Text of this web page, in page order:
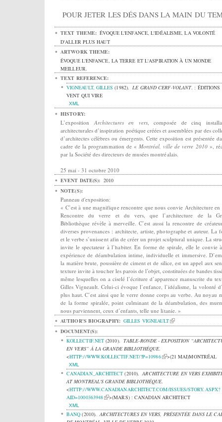
POUR JETER LES DÉS DANS LA MAIN DU
TEXT THEME: ÉVOQUE L'ENFANCE, L'IDÉALISME, LA VOLONTÉ
D'ALLER PLUS HAUT
ARTWORK THEME:
ÉVOQUE L'ENFANCE, LA TERRE ET L'ASPIRATION À UN MONDE
MEILLEUR.
TEXT REFERENCE:
VIGNEAULT, GILLES (1982).LE GRAND CERF-VOLANT. : ÉDITIONS
VENT QUI VIRE
XML
HISTORY:
L’expositionArchitectures en vers, composée de cinq
architecturales d’inspiration poétique créées et assemblées par des
d’architectes célèbres ou émergents. Cette exposition est présentée
cadre de la programmation de « Montréal, ville de verre 2010»,
par la Société des directeurs de musées montréalais.
25 mai - 31 octobre 2010
EVENT DATE(S): 2010
NOTE(S):
Panneau d'exposition:
« C’est à une magnifique rencontre que nous convie Architecture en
Rencontre du verre et du vers, que l’architecture de la
Bibliothèque révèle à merveille. C’est aussi la rencontre de
diverses provenances : architecte, artiste, photographe et auteur. La
et le verbe s’unissent afin de créer un projet sculptural unique. La
invite le spectateur à l’habiter. En forme de spirale, elle le convie
expérience de déambulation intime, individuelle et immersive.
la matière brute, poussière de ciment et de silice, est un appel aux
texture invite à toucher les parois de l’objet, constituées de bandes
même lesquelles on a ciselé l’écriture d’apparence manuscrite du
Gilles Vigneault. Celui-ci évoque l’enfance, l’idéalisme, la volonté
plus haut. C’est ainsi que le verre donne corps au verbe. Au noyau
de la forme spiralée, point culminant de la déambulation, des
nous parviennent, ceux d’enfants, telle une litanie. »
AUTHOR'S BIOGRAPHY: GILLES VIGNEAULT
DOCUMENT(S):
KOLLECTIF.NET(2010). TABLE-RONDE - EXPOSITION
EN VERS” À LA GRANDE BIBLIOTHÈQUE.
<HTTP://WWW.KOLLECTIF.NET/?P=10986 >(21 MAI)MONTRÉAL
XML
CANADIAN_ARCHITECT (2010).ARCHITECTURE EN VERS
AT MONTREAL'S GRANDE BIBLIOTHÈQUE.
<HTTP://WWW.CANADIANARCHITECT.COM/ISSUES/STORY.ASPX?
AID=1000363948
>(MARS) : CANADIAN ARCHITECT
XML
BANQ (2010).ARCHITECTURES EN VERS, PRÉSENTÉE DANS LE